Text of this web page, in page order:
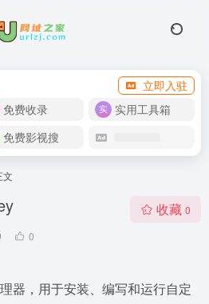
立即入驻
免费收录
实用工具箱
免费影视搜
文
0
收藏 0
器，用于安装、编写和运行自定